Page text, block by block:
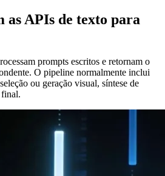
as APIs de texto para
prompts escritos e retornam o
O pipeline normalmente inclui
ou geração visual, síntese de